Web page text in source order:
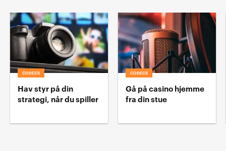
CODECS
Hav styr på din
strategi, når du spiller
CODECS
Gå på casino hjemme
fra din stue